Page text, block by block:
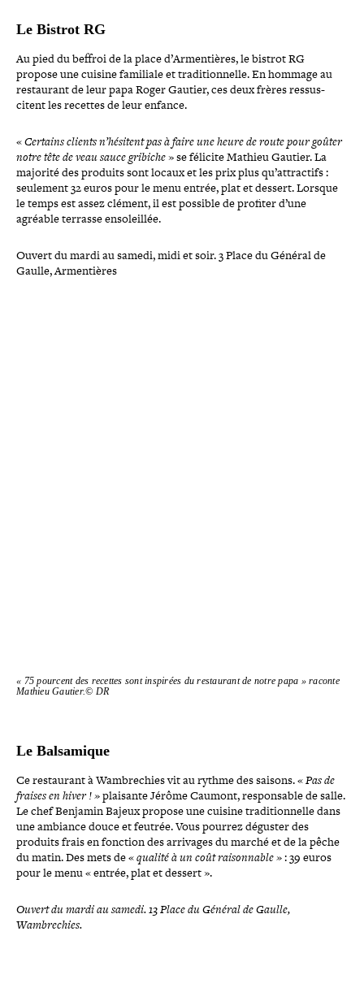
Le Bistrot RG
Au pied du beffroi de la place d’Armentières, le bistrot RG
propose une cuisine familiale et tra­di­tion­nelle. En hommage au
res­tau­rant de leur papa Roger Gautier, ces deux frères res­sus­
citent les recettes de leur enfance.
«Certains clients n’hésitent pas à faire une heure de route pour goûter
notre tête de veau sauce gribiche» se félicite Mathieu Gautier. La
majorité des produits sont locaux et les prix plus qu’attractifs :
seulement 32 euros pour le menu entrée, plat et dessert. Lorsque
le temps est assez clément, il est possible de profiter d’une
agréable terrasse ensoleillée.
Ouvert du mardi au samedi, midi et soir. 3 Place du Général de
Gaulle, Armentières
« 75 pourcent des recettes sont inspirées du res­tau­rant de notre papa » raconte
Mathieu Gautier.© DR
Le Balsamique
Ce res­tau­rant à Wambrechies vit au rythme des saisons. «Pas de
fraises en hiver ! »plaisante Jérôme Caumont, res­pon­sable de salle.
Le chef Benjamin Bajeux propose une cuisine tra­di­tion­nelle dans
une ambiance douce et feutrée. Vous pourrez déguster des
produits frais en fonction des arrivages du marché et de la pêche
du matin. Des mets de «qualité à un coût rai­son­nable » : 39 euros
pour le menu « entrée, plat et dessert».
Ouvert du mardi au samedi. 13 Place du Général de Gaulle,
Wambrechies.